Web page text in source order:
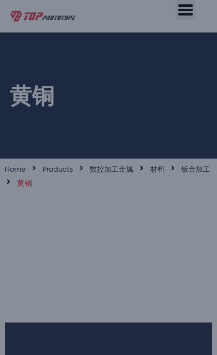
黄铜
Home Products 数控加工金属 材料
钣金加工
黄铜